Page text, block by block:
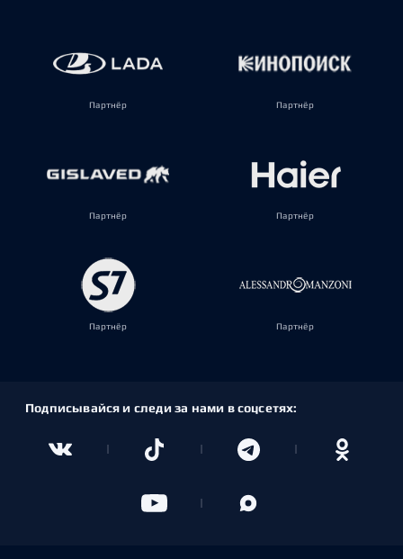
Партнёр Партнёр
Партнёр Партнёр
Партнёр Партнёр
Подписывайся и следи за нами в соцсетях: